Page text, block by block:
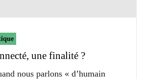
une finalité ?
nous parlons « d’humain